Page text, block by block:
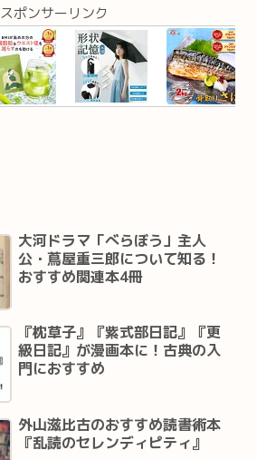
スポンサーリンク
大河ドラマ「べらぼう」主人
公・蔦屋重三郎について知る！
おすすめ関連本4冊
『枕草子』『紫式部日記』『更
級日記』が漫画本に！古典の入
門におすすめ
外山滋比古のおすすめ読書術本
『乱読のセレンディピティ』